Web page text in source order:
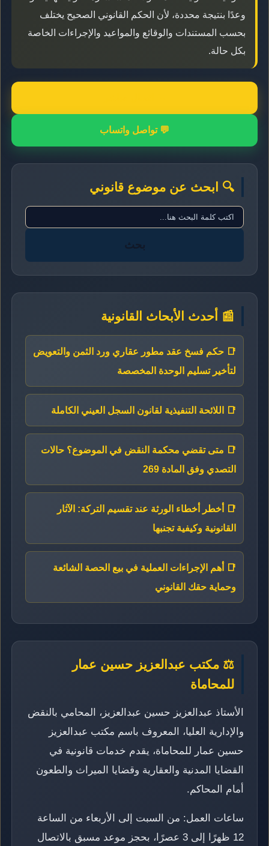
وعدًا بنتيجة محددة، لأن الحكم القانوني الصحيح يختلف
بحسب المستندات والوقائع والمواعيد والإجراءات الخاصة
بكل حالة.
💬 تواصل واتساب
🔍 ابحث عن موضوع قانوني
بحث
📰 أحدث الأبحاث القانونية
📑 حكم فسخ عقد مطور عقاري ورد الثمن والتعويض
لتأخير تسليم الوحدة المخصصة
📑 اللائحة التنفيذية لقانون السجل العيني الكاملة
📑 متى تقضي محكمة النقض في الموضوع؟ حالات
التصدي وفق المادة 269
📑 أخطر أخطاء الورثة عند تقسيم التركة: الآثار
القانونية وكيفية تجنبها
📑 أهم الإجراءات العملية في بيع الحصة الشائعة
وحماية حقك القانوني
⚖️ مكتب عبدالعزيز حسين عمار
للمحاماة
الأستاذ عبدالعزيز حسين عبدالعزيز، المحامي بالنقض
والإدارية العليا، المعروف باسم مكتب عبدالعزيز
حسين عمار للمحاماة، يقدم خدمات قانونية في
القضايا المدنية والعقارية وقضايا الميراث والطعون
أمام المحاكم.
ساعات العمل: من السبت إلى الأربعاء من الساعة
12 ظهرًا إلى 3 عصرًا، بحجز موعد مسبق بالاتصال